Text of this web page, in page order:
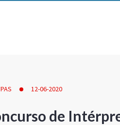
12-06-2020
de